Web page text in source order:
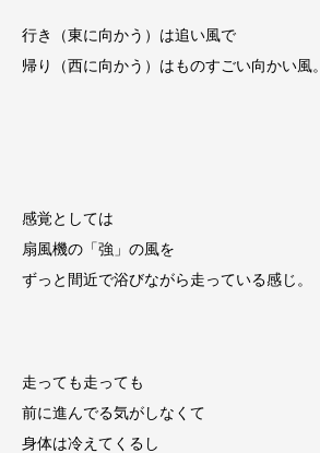
行き（東に向かう）は追い風で
帰り（西に向かう）はものすごい向かい風。
感覚としては
扇風機の「強」の風を
ずっと間近で浴びながら走っている感じ。
走っても走っても
前に進んでる気がしなくて
身体は冷えてくるし